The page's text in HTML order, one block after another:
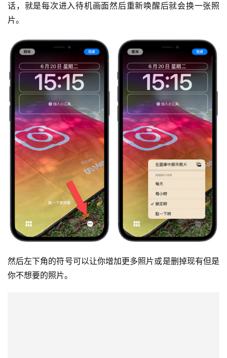
话，就是每次进入待机画面然后重新唤醒后就会换一张照
片。
然后左下角的符号可以让你增加更多照片或是删掉现有但是
你不想要的照片。